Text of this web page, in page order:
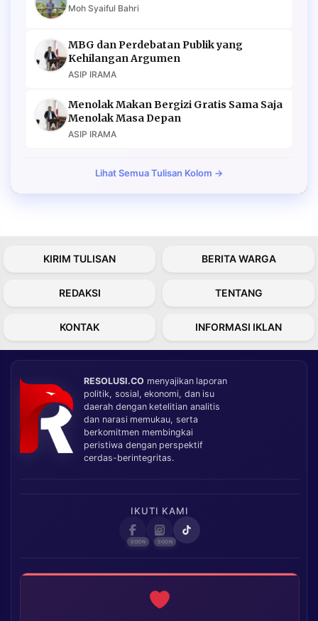
Moh Syaiful Bahri
MBG dan Perdebatan Publik yang
Kehilangan Argumen
ASIP IRAMA
Menolak Makan Bergizi Gratis Sama Saja
Menolak Masa Depan
ASIP IRAMA
Lihat Semua Tulisan Kolom →
KIRIM TULISAN BERITA WARGA
REDAKSI TENTANG
KONTAK INFORMASI IKLAN
RESOLUSI.CO menyajikan laporan
politik, sosial, ekonomi, dan isu
daerah dengan ketelitian analitis
dan narasi memukau, serta
berkomitmen membingkai
peristiwa dengan perspektif
cerdas-berintegritas.
IKUTI KAMI